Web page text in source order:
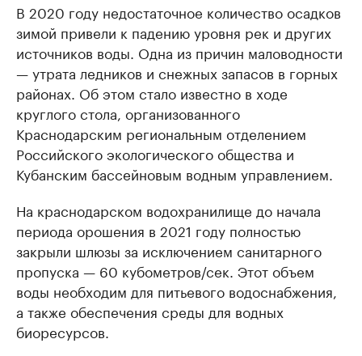
В 2020 году недостаточное количество осадков
зимой привели к падению уровня рек и других
источников воды. Одна из причин маловодности
— утрата ледников и снежных запасов в горных
районах. Об этом стало известно в ходе
круглого стола, организованного
Краснодарским региональным отделением
Российского экологического общества и
Кубанским бассейновым водным управлением.
На краснодарском водохранилище до начала
периода орошения в 2021 году полностью
закрыли шлюзы за исключением санитарного
пропуска — 60 кубометров/сек. Этот объем
воды необходим для питьевого водоснабжения,
а также обеспечения среды для водных
биоресурсов.